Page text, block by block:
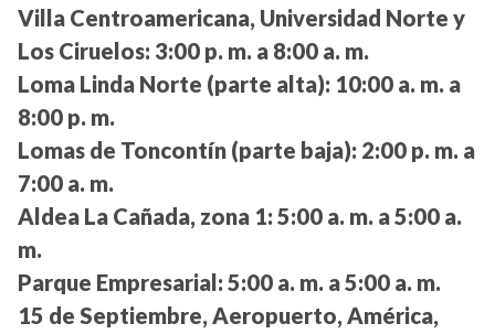
Villa Centroamericana, Universidad Norte y
Los Ciruelos: 3:00 p. m. a 8:00 a. m.
Loma Linda Norte (parte alta): 10:00 a. m. a
8:00 p. m.
Lomas de Toncontín (parte baja): 2:00 p. m. a
7:00 a. m.
Aldea La Cañada, zona 1: 5:00 a. m. a 5:00 a.
m.
Parque Empresarial: 5:00 a. m. a 5:00 a. m.
15 de Septiembre, Aeropuerto, América,